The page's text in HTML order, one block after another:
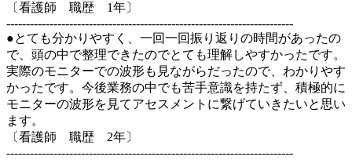
〔看護師 職歴 1年〕
-------------------------------------------------------------------------
●とても分かりやすく、一回一回振り返りの時間があったの
で、頭の中で整理できたのでとても理解しやすかったです。
実際のモニターでの波形も見ながらだったので、わかりやす
かったです。今後業務の中でも苦手意識を持たず、積極的に
モニターの波形を見てアセスメントに繋げていきたいと思い
ます。
〔看護師 職歴 2年〕
-------------------------------------------------------------------------